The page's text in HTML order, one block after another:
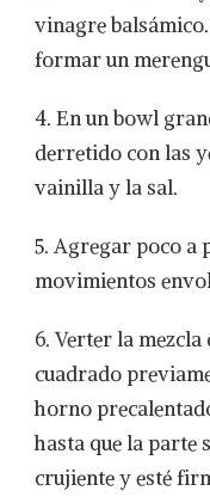
vinagre
formar un
4. En un bowl
derretido con las
vainilla y la sal.
5. Agregar poco a
movimientos
6. Verter la
cuadrado
horno
hasta que la parte
crujiente y esté